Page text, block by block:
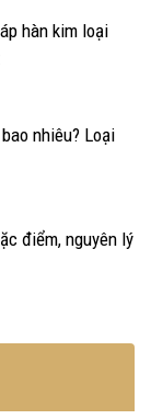
hàn kim loại
nhiêu? Loại
điểm, nguyên lý